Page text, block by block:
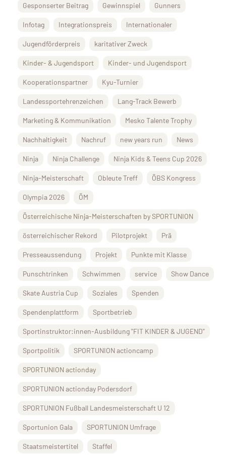
Gesponserter Beitrag Gewinnspiel Gunners
Infotag Integrationspreis Internationaler
Jugendförderpreis karitativer Zweck
Kinder- & Jugendsport Kinder- und Jugendsport
Kooperationspartner Kyu-Turnier
Landessportehrenzeichen Lang-Track Bewerb
Marketing & Kommunikation Mesko Talente Trophy
Nachhaltigkeit Nachruf new years run News
Ninja Ninja Challenge Ninja Kids & Teens Cup 2026
Ninja-Meisterschaft Obleute Treff ÖBS Kongress
Olympia 2026 ÖM
Österreichische Ninja-Meisterschaften by SPORTUNION
österreichischer Rekord Pilotprojekt Prä
Presseaussendung Projekt Punkte mit Klasse
Punschtrinken Schwimmen service Show Dance
Skate Austria Cup Soziales Spenden
Spendenplattform Sportbetrieb
Sportinstruktor:innen-Ausbildung "FIT KINDER & JUGEND"
Sportpolitik SPORTUNION actioncamp
SPORTUNION actionday
SPORTUNION actionday Podersdorf
SPORTUNION Fußball Landesmeisterschaft U 12
Sportunion Gala SPORTUNION Umfrage
Staatsmeistertitel Staffel